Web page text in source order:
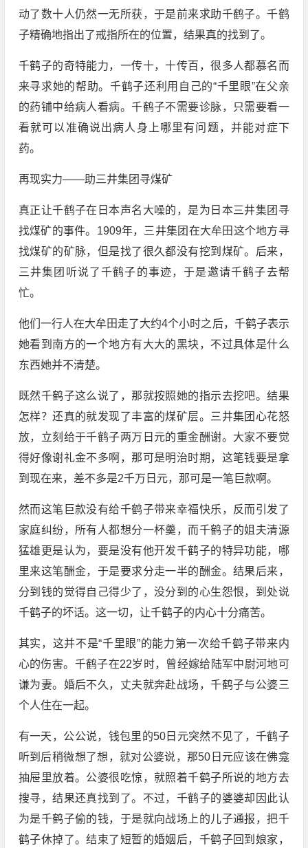
动了数十人仍然一无所获，于是前来求助千鹤子。千鹤
子精确地指出了戒指所在的位置，结果真的找到了。
千鹤子的奇特能力，一传十，十传百，很多人都慕名而
来寻求她的帮助。千鹤子还利用自己的“千里眼”在父亲
的药铺中给病人看病。千鹤子不需要诊脉，只需要看一
看就可以准确说出病人身上哪里有问题，并能对症下
药。
再现实力——助三井集团寻煤矿
真正让千鹤子在日本声名大噪的，是为日本三井集团寻
找煤矿的事件。1909年，三井集团在大牟田这个地方寻
找煤矿的矿脉，但是找了很久都没有挖到煤矿。后来，
三井集团听说了千鹤子的事迹，于是邀请千鹤子去帮
忙。
他们一行人在大牟田走了大约4个小时之后，千鹤子表示
她看到南方的一个地方有大大的黑块，不过具体是什么
东西她并不清楚。
既然千鹤子这么说了，那就按照她的指示去挖吧。结果
怎样？还真的就发现了丰富的煤矿层。三井集团心花怒
放，立刻给于千鹤子两万日元的重金酬谢。大家不要觉
得好像谢礼金不多啊，那可是明治时期，这笔钱要是拿
到现在来，差不多是2千万日元，那可是一笔巨款啊。
然而这笔巨款没有给千鹤子带来幸福快乐，反而引发了
家庭纠纷，所有人都想分一杯羹，而千鹤子的姐夫清源
猛雄更是认为，要是没有他开发千鹤子的特异功能，哪
里来这笔酬金，于是要求分走一半的酬金。结果后来，
分到钱的觉得自己得少了，没分到的心生怨恨，到处说
千鹤子的坏话。这一切，让千鹤子的内心十分痛苦。
其实，这并不是“千里眼”的能力第一次给千鹤子带来内
心的伤害。千鹤子在22岁时，曾经嫁给陆军中尉河地可
谦为妻。婚后不久，丈夫就奔赴战场，千鹤子与公婆三
个人住在一起。
有一天，公公说，钱包里的50日元突然不见了，千鹤子
听到后稍微想了想，就对公婆说，那50日元应该在佛龛
抽屉里放着。公婆很吃惊，就照着千鹤子所说的地方去
搜寻，结果还真找到了。不过，千鹤子的婆婆却因此认
为是千鹤子偷的钱，于是就向战场上的儿子通报，把千
鹤子休掉了。结束了短暂的婚姻后，千鹤子回到娘家，